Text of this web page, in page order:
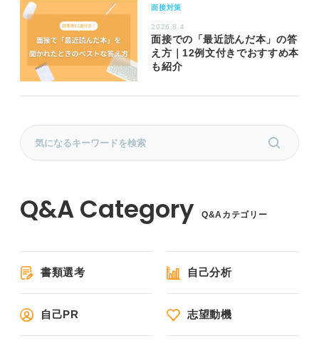
面接対策
2026.8.4
面接での「最近読んだ本」の答
え方｜12例文付きでおすすめ本
も紹介
Q&Aカテゴリー
書類選考 自己分析
自己PR 志望動機